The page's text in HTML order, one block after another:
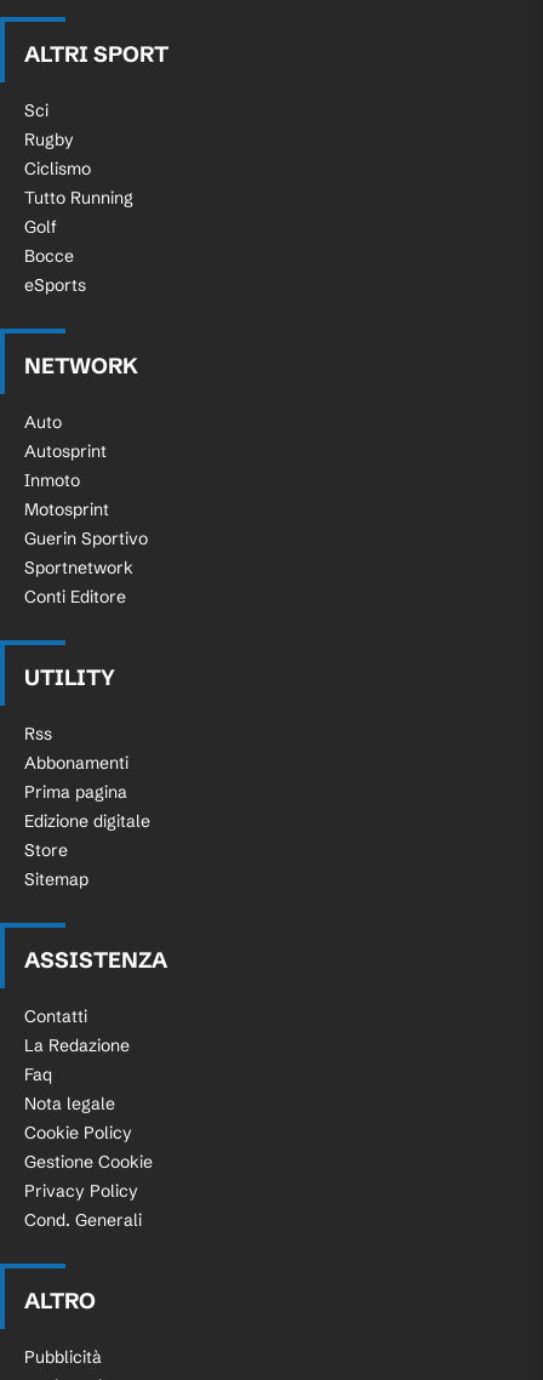
ALTRI SPORT
Sci
Rugby
Ciclismo
Tutto Running
Golf
Bocce
eSports
NETWORK
Auto
Autosprint
Inmoto
Motosprint
Guerin Sportivo
Sportnetwork
Conti Editore
UTILITY
Rss
Abbonamenti
Prima pagina
Edizione digitale
Store
Sitemap
ASSISTENZA
Contatti
La Redazione
Faq
Nota legale
Cookie Policy
Gestione Cookie
Privacy Policy
Cond. Generali
ALTRO
Pubblicità